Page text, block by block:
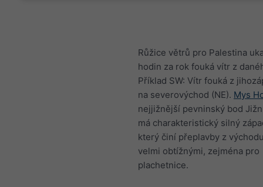
Růžice větrů pro Palestina
hodin za rok fouká vítr z
Příklad SW: Vítr fouká z
na severovýchod (NE). Mys
nejjižnější pevninský bod
má charakteristický silný
který činí přeplavby z
velmi obtížnými, zejména pro
plachetnice.